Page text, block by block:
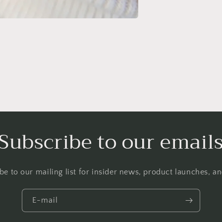
to our emails
to our mailing list for insider news, product launches,
E-mail